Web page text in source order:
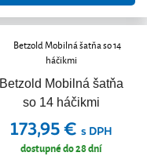
Betzold Mobilná šatňa
so 14 háčikmi
173,95 € s DPH
dostupné do 28 dní